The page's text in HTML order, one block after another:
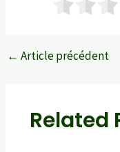
Navigation
← Article précédent
Related